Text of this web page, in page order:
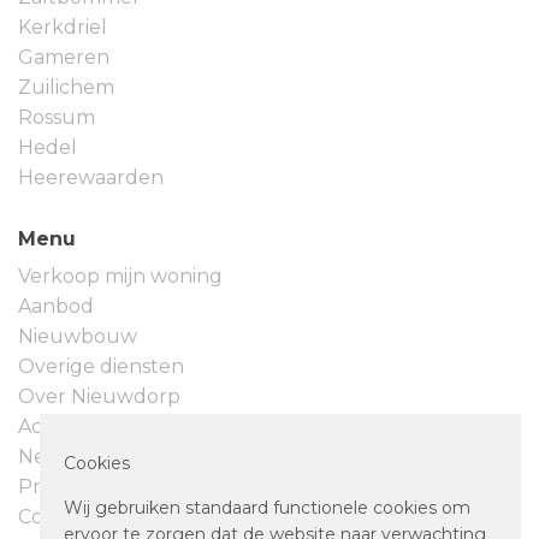
Kerkdriel
Gameren
Zuilichem
Rossum
Hedel
Heerewaarden
Menu
Verkoop mijn woning
Aanbod
Nieuwbouw
Overige diensten
Over Nieuwdorp
Actueel
Neem contact op
Privacyverklaring
Cookievoorkeuren
Cookies
Wij gebruiken standaard functionele cookies om
ervoor te zorgen dat de website naar verwachting